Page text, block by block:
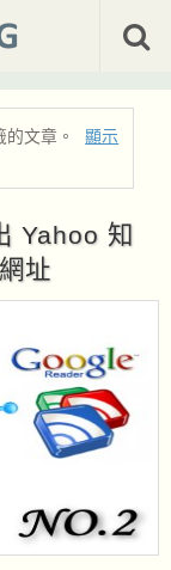
文章。
顯示
Yahoo 知
址